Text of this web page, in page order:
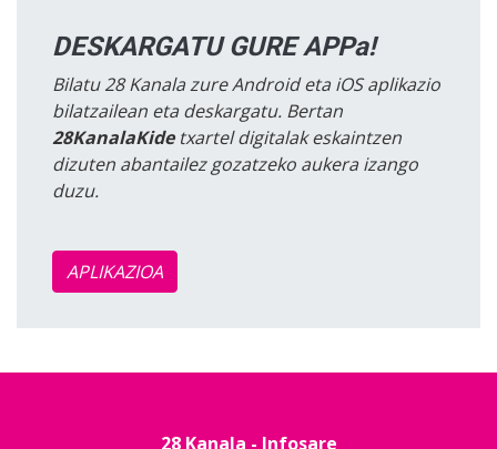
DESKARGATU GURE APPa!
Bilatu 28 Kanala zure Android eta iOS aplikazio
bilatzailean eta deskargatu. Bertan
28KanalaKidetxartel digitalak eskaintzen
dizuten abantailez gozatzeko aukera izango
duzu.
APLIKAZIOA
28 Kanala - Infosare